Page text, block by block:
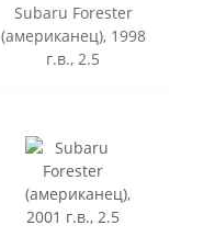
Subaru Forester
(американец), 1998
г.в., 2.5